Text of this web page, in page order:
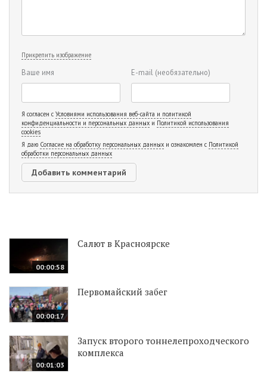
Прикрепить изображение
Ваше имя E-mail (необязательно)
Я согласен с Условиями использования веб-сайта и политикой
конфиденциальности и персональных данных и Политикой использования
cookies
Я даю Согласие на обработку персональных данных и ознакомлен с Политикой
обработки персональных данных
00:00:58
Салют в Красноярске
00:00:17
Первомайский забег
00:01:03
Запуск второго тоннелепроходческого
комплекса